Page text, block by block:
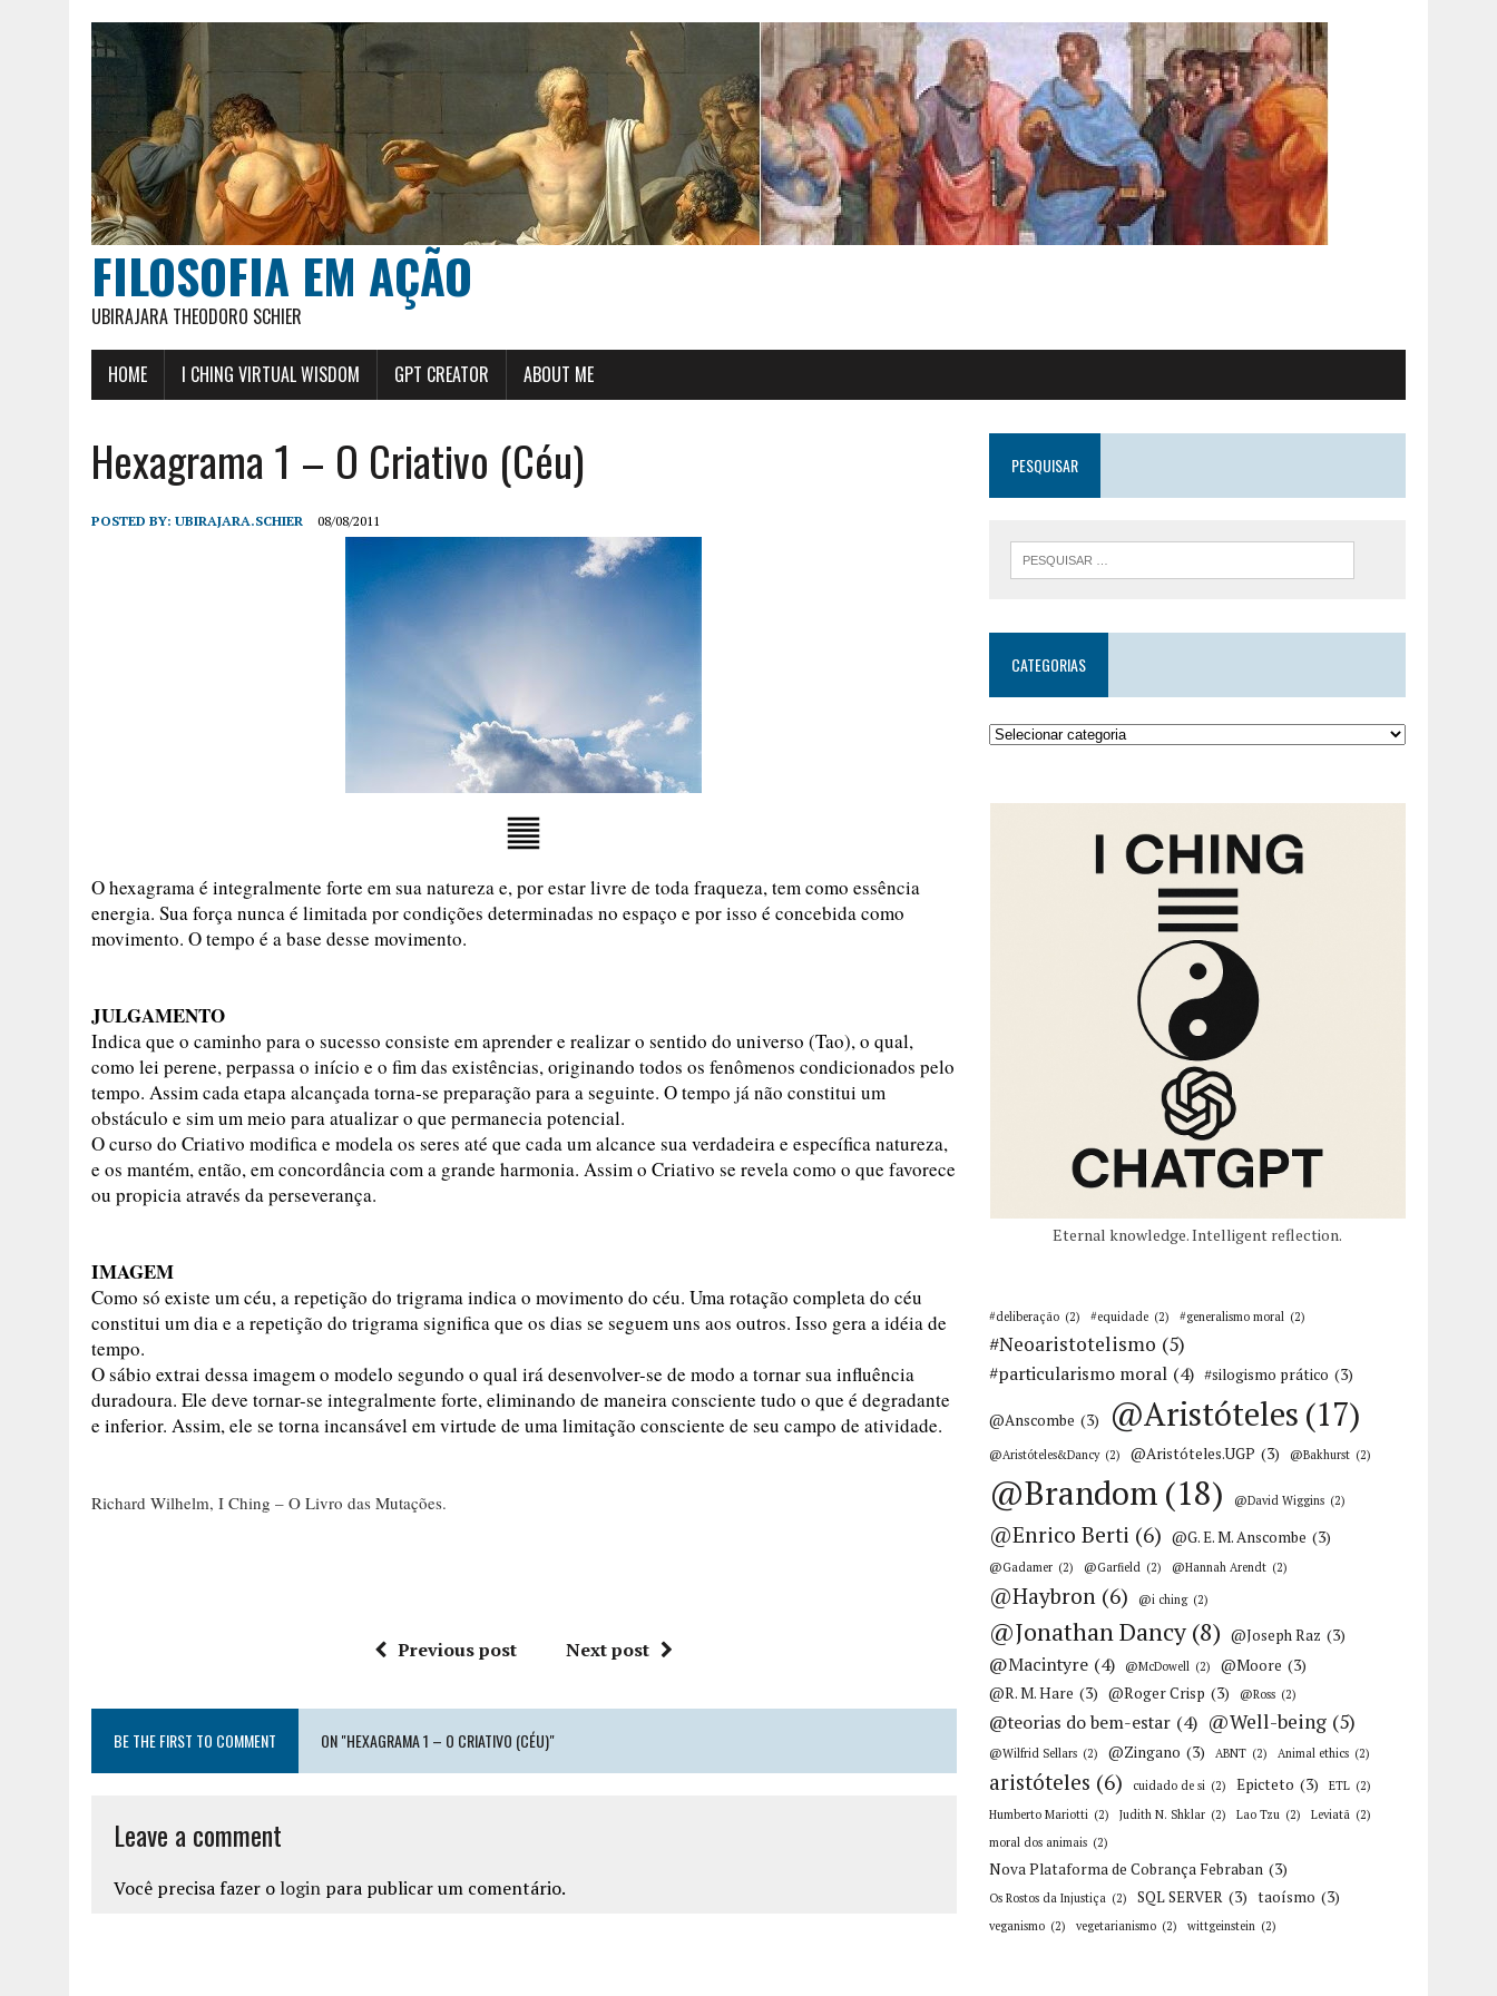
FILOSOFIA EM AÇÃO
UBIRAJARA THEODORO SCHIER
HOME I CHING VIRTUAL WISDOM GPT CREATOR ABOUT ME
Hexagrama 1 – O Criativo (Céu)
POSTED BY: UBIRAJARA.SCHIER 08/08/2011
O hexagrama é integralmente forte em sua natureza e, por estar livre de toda fraqueza, tem como essência
energia. Sua força nunca é limitada por condições determinadas no espaço e por isso é concebida como
movimento. O tempo é a base desse movimento.
JULGAMENTO
Indica que o caminho para o sucesso consiste em aprender e realizar o sentido do universo (Tao), o qual,
como lei perene, perpassa o início e o fim das existências, originando todos os fenômenos condicionados pelo
tempo. Assim cada etapa alcançada torna-se preparação para a seguinte. O tempo já não constitui um
obstáculo e sim um meio para atualizar o que permanecia potencial.
O curso do Criativo modifica e modela os seres até que cada um alcance sua verdadeira e específica natureza,
e os mantém, então, em concordância com a grande harmonia. Assim o Criativo se revela como o que favorece
ou propicia através da perseverança.
IMAGEM
Como só existe um céu, a repetição do trigrama indica o movimento do céu. Uma rotação completa do céu
constitui um dia e a repetição do trigrama significa que os dias se seguem uns aos outros. Isso gera a idéia de
tempo.
O sábio extrai dessa imagem o modelo segundo o qual irá desenvolver-se de modo a tornar sua influência
duradoura. Ele deve tornar-se integralmente forte, eliminando de maneira consciente tudo o que é degradante
e inferior. Assim, ele se torna incansável em virtude de uma limitação consciente de seu campo de atividade.
Richard Wilhelm, I Ching – O Livro das Mutações.
Previous post Next post
BE THE FIRST TO COMMENT ON "HEXAGRAMA 1 – O CRIATIVO (CÉU)"
Leave a comment
Você precisa fazer o login para publicar um comentário.
PESQUISAR
CATEGORIAS
Eternal knowledge. Intelligent reflection.
#deliberação (2) #equidade (2) #generalismo moral (2)
#Neoaristotelismo (5)
#particularismo moral (4) #silogismo prático (3)
@Anscombe (3) @Aristóteles (17)
@Aristóteles&Dancy (2) @Aristóteles.UGP (3) @Bakhurst (2)
@Brandom (18) @David Wiggins (2)
@Enrico Berti (6) @G. E. M. Anscombe (3)
@Gadamer (2) @Garfield (2) @Hannah Arendt (2)
@Haybron (6) @i ching (2)
@Jonathan Dancy (8) @Joseph Raz (3)
@Macintyre (4) @McDowell (2) @Moore (3)
@R. M. Hare (3) @Roger Crisp (3) @Ross (2)
@teorias do bem-estar (4) @Well-being (5)
@Wilfrid Sellars (2) @Zingano (3) ABNT (2) Animal ethics (2)
aristóteles (6) cuidado de si (2) Epicteto (3) ETL (2)
Humberto Mariotti (2) Judith N. Shklar (2) Lao Tzu (2) Leviatã (2)
moral dos animais (2)
Nova Plataforma de Cobrança Febraban (3)
Os Rostos da Injustiça (2) SQL SERVER (3) taoísmo (3)
veganismo (2) vegetarianismo (2) wittgeinstein (2)